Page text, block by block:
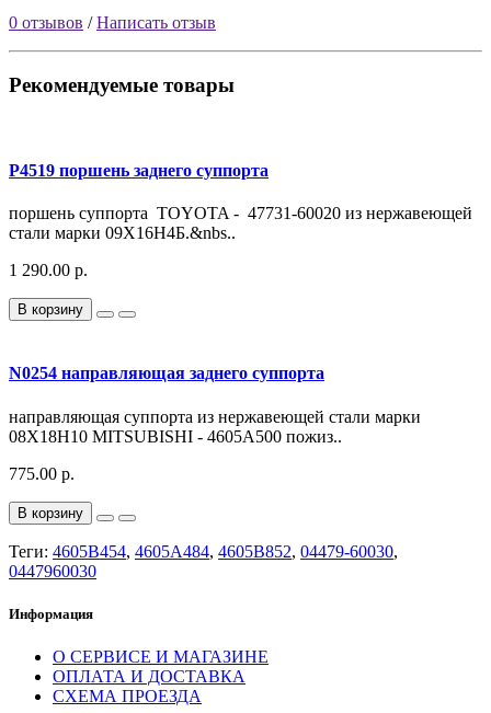
0 отзывов /Написать отзыв
Рекомендуемые товары
P4519 поршень заднего суппорта
поршень суппорта TOYOTA - 47731-60020 из нержавеющей
стали марки 09Х16Н4Б.&nbs..
1 290.00 р.
В корзину
N0254 направляющая заднего суппорта
направляющая суппорта из нержавеющей стали марки
08Х18Н10 MITSUBISHI - 4605A500 пожиз..
775.00 р.
В корзину
Теги: 4605B454, 4605A484, 4605B852, 04479-60030,
0447960030
Информация
О СЕРВИСЕ И МАГАЗИНЕ
ОПЛАТА И ДОСТАВКА
СХЕМА ПРОЕЗДА